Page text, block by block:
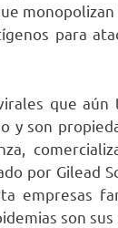
para
que
y son
por Gilead
empresas
son